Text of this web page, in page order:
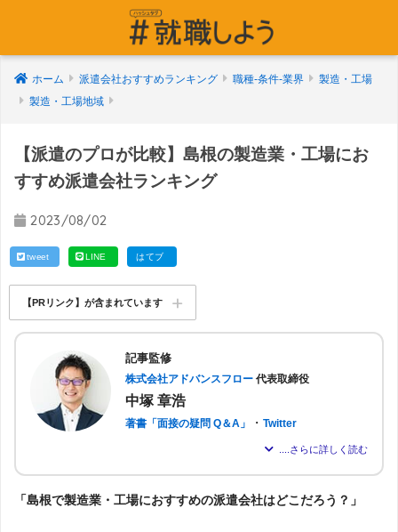
ホーム 派遣会社おすすめランキング 職種-条件-業界
製造・工場
製造・工場地域
【派遣のプロが比較】島根の製造業・工場にお
すすめ派遣会社ランキング
2023/08/02
tweet LINE はてブ
【PRリンク】が含まれています
記事監修
株式会社アドバンスフロー 代表取締役
中塚 章浩
著書「面接の疑問 Q＆A」 ・ Twitter
式会社アドバンスフロー」の代表取締役。
のべ約2,000名もの転職支援を行い、求職者が希望する仕事を得られる
「島根で製造業・工場におすすめの派遣会社はどこだろう？」